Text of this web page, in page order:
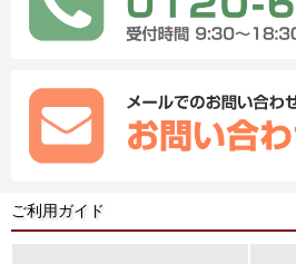
ご利用ガイド